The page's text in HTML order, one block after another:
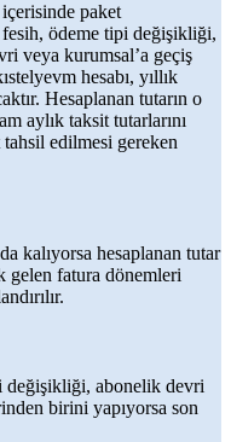
paket
ödeme tipi değişikliği,
veya kurumsal’a geçiş
hesabı, yıllık
Hesaplanan tutarın o
aylık taksit tutarlarını
tahsil edilmesi gereken
kalıyorsa hesaplanan tutar
gelen fatura dönemleri
değişikliği, abonelik devri
birini yapıyorsa son